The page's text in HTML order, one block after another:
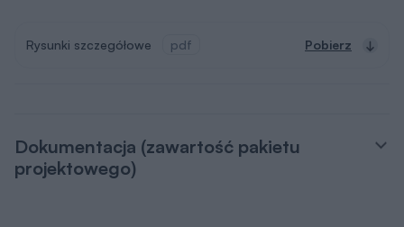
Rysunki szczegółowe pdf Pobierz
Dokumentacja (zawartość pakietu
projektowego)